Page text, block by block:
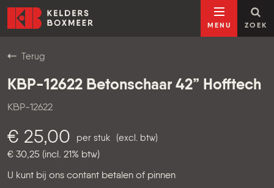
Ga naar inhoud
Kelders Boxmeer
MENU ZOEK
Terug
KBP-12622 Betonschaar 42” Hofftech
KBP-12622
€ 25,00 per stuk (excl. btw)
€ 30,25 (incl. 21% btw)
U kunt bij ons contant betalen of pinnen